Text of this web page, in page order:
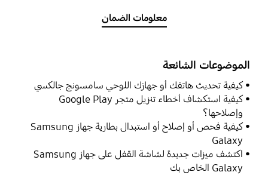
معلومات الضمان
الموضوعات الشائعة
كيفية تحديث هاتفك أو جهازك اللوحي سامسونج جالكسي
كيفية استكشاف أخطاء تنزيل متجر Google Play
وإصلاحها؟
كيفية فحص أو إصلاح أو استبدال بطارية جهاز Samsung
Galaxy
اكتشف ميزات جديدة لشاشة القفل على جهاز Samsung
Galaxy الخاص بك